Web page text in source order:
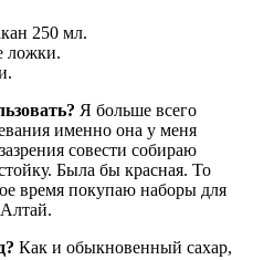
250 мл.
ложки.
Я больше всего
именно она у меня
совести собираю
Была бы красная. То
время покупаю наборы для
Как и обыкновенный сахар,